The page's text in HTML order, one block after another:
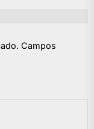
Campos